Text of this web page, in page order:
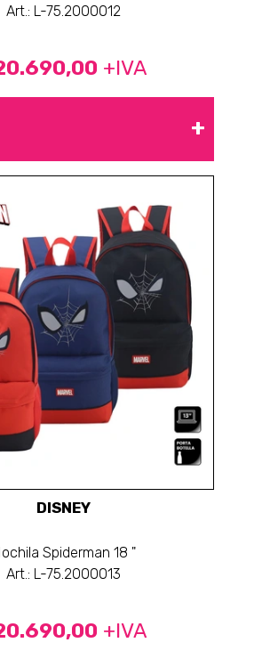
Art.: L-75.2000012
+IVA
+
DISNEY
Spiderman 18 "
Art.: L-75.2000013
+IVA